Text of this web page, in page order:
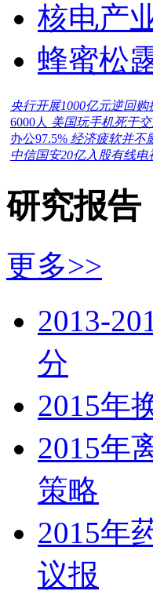
核电产
蜂蜜松
央行开展1000亿元逆回
6000人 美国玩手机死于
办公97.5% 经济疲软并不
中信国安20亿入股有线电
研究报告
更多>>
2013-
分
2015年
2015年
策略
2015年
议报